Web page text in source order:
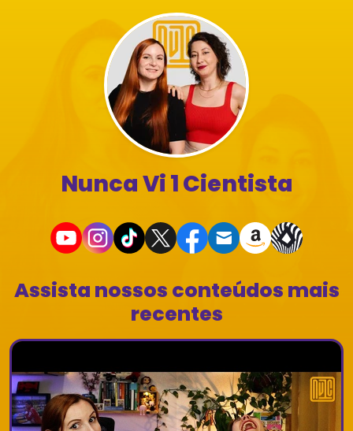
Nunca Vi 1 Cientista
Assista nossos conteúdos mais
recentes